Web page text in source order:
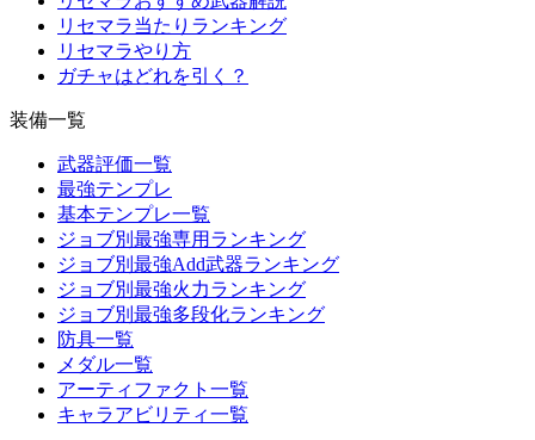
リセマラ当たりランキング
リセマラやり方
ガチャはどれを引く？
装備一覧
武器評価一覧
最強テンプレ
基本テンプレ一覧
ジョブ別最強専用ランキング
ジョブ別最強Add武器ランキング
ジョブ別最強火力ランキング
ジョブ別最強多段化ランキング
防具一覧
メダル一覧
アーティファクト一覧
キャラアビリティ一覧